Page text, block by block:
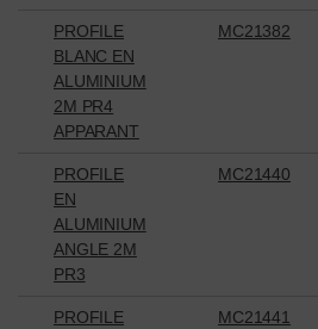
PROFILE
BLANC EN
ALUMINIUM
2M PR4
APPARANT
MC21382
PROFILE
EN
ALUMINIUM
ANGLE 2M
PR3
MC21440
PROFILE
MC21441